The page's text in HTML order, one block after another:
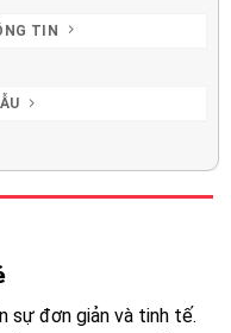
TIN
sự đơn giản và tinh tế.